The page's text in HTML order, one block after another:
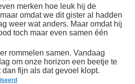
merken hoe leuk hij de
omdat we dit gister al hadden
weer wat anders. Maar omdat hij
toch maar even samen één
rommelen samen. Vandaag
om onze horizon een beetje te
fijn als dat gevoel klopt.